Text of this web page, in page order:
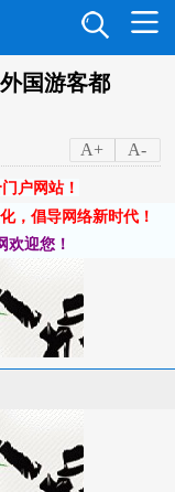
国游客都
A+ A-
户网站！
，倡导网络新时代！
欢迎您！